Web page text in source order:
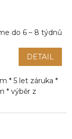
do 6 – 8 týdnů
DETAIL
* 5 let záruka *
* výběr z